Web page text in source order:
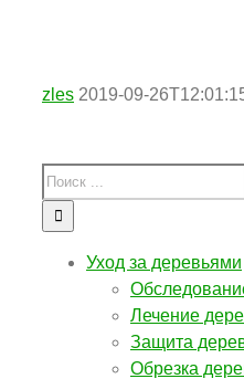
zles 2019-09-
Уход за деревьями
Лечение
Защита
Обрезка